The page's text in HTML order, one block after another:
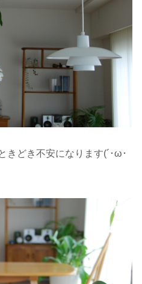
きどき不安になります(´･ω･